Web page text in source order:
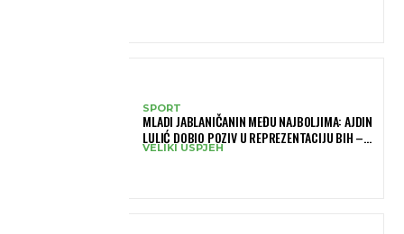
SPORT
MLADI JABLANIČANIN MEĐU NAJBOLJIMA: AJDIN
LULIĆ DOBIO POZIV U REPREZENTACIJU BIH –
BRANIT ĆE BOJE BIH NA SLOVENIA BALL
VELIKI USPJEH